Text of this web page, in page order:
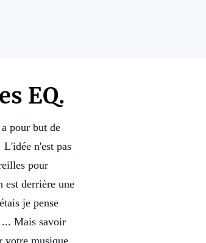
EQ.
pour but de
n'est pas
pour
est derrière une
je pense
... Mais savoir
votre musique.